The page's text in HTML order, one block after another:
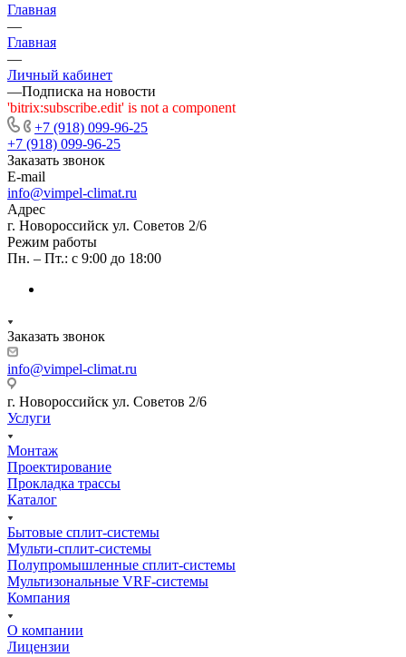
Главная
—
Главная
—
Личный кабинет
—Подписка на новости
'bitrix:subscribe.edit' is not a component
+7 (918) 099-96-25
+7 (918) 099-96-25
Заказать звонок
E-mail
info@vimpel-climat.ru
Адрес
г. Новороссийск ул. Советов 2/6
Режим работы
Пн. – Пт.: с 9:00 до 18:00
Заказать звонок
info@vimpel-climat.ru
г. Новороссийск ул. Советов 2/6
Услуги
Монтаж
Проектирование
Прокладка трассы
Каталог
Бытовые сплит-системы
Мульти-сплит-системы
Полупромышленные сплит-системы
Мультизональные VRF-системы
Компания
О компании
Лицензии